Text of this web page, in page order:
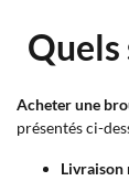
Quels
Acheter une
présentés ci-
Livraison